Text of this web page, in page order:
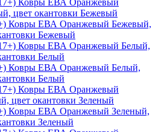
Ковры ЕВА Оранжевый Бежевый,
Бежевый
Ковры ЕВА Оранжевый Белый,
Белый
Ковры ЕВА Оранжевый Зеленый,
Зеленый